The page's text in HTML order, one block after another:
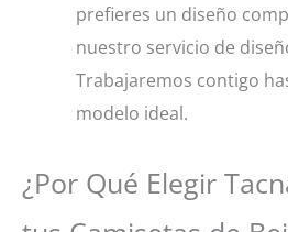
prefieres un diseño
nuestro servicio de
Trabajaremos contigo
modelo ideal.
¿Por Qué Elegir